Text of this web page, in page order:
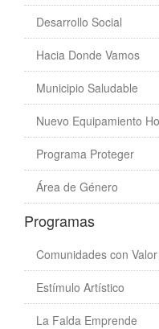
Desarrollo Social
Hacia Donde Vamos
Municipio Saludable
Nuevo Equipamiento
Programa Proteger
Área de Género
Programas
Comunidades con Valor
Estímulo Artístico
La Falda Emprende